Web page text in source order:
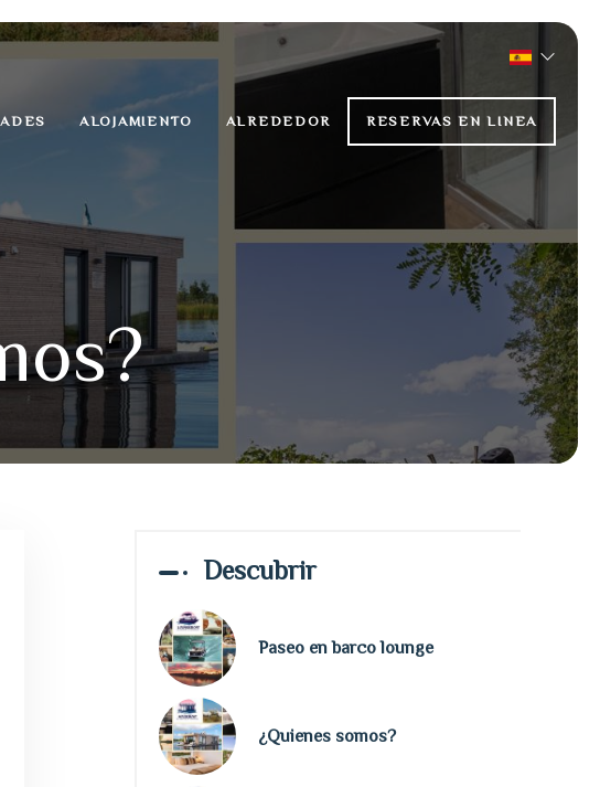
ALOJAMIENTO ALREDEDOR RESERVAS EN LINEA
Descubrir
Paseo en barco lounge
¿Quienes somos?